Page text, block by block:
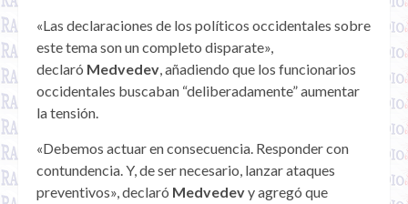
«Las declaraciones de los políticos occidentales sobre
este tema son un completo disparate»,
declaró Medvedev, añadiendo que los funcionarios
occidentales buscaban “deliberadamente” aumentar
la tensión.
«Debemos actuar en consecuencia. Responder con
contundencia. Y, de ser necesario, lanzar ataques
preventivos», declaró Medvedevy agregó que